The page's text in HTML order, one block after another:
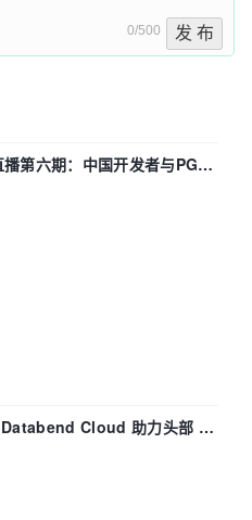
0/500 发 布
第六期：中国开发者与PG内
了什么？
Databend Cloud 助力头部 AI